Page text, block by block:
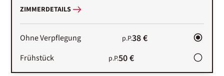
ZIMMERDETAILS
Ohne Verpflegung p.P.38 €
Frühstück p.P.50 €